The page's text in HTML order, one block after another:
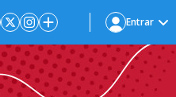
Entrar